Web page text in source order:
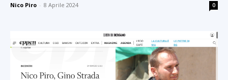
Nico Piro - 8 Aprile 2024 0